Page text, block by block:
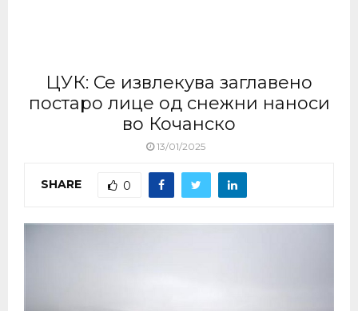
ЦУК: Се извлекува заглавено
постаро лице од снежни наноси
во Кочанско
13/01/2025
SHARE 0